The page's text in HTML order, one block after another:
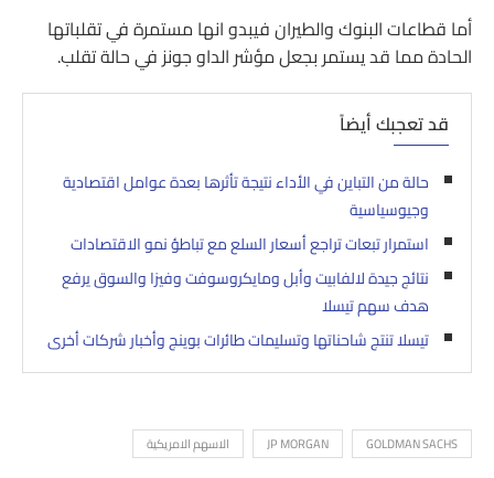
أما قطاعات البنوك والطيران فيبدو انها مستمرة في تقلباتها
الحادة مما قد يستمر بجعل مؤشر الداو جونز في حالة تقلب.
قد تعجبك أيضاً
حالة من التباين في الأداء نتيجة تأثرها بعدة عوامل اقتصادية
وجيوسياسية
استمرار تبعات تراجع أسعار السلع مع تباطؤ نمو الاقتصادات
نتائج جيدة لالفابيت وأبل ومايكروسوفت وفيزا والسوق يرفع
هدف سهم تيسلا
تيسلا تنتج شاحناتها وتسليمات طائرات بوينج وأخبار شركات أخرى
GOLDMAN SACHS
JP MORGAN الاسهم الامريكية